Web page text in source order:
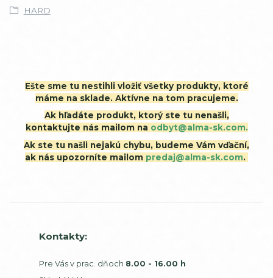
HARD
Ešte sme tu nestihli vložiť všetky produkty, ktoré
máme na sklade. Aktívne na tom pracujeme.
Ak hľadáte produkt, ktorý ste tu nenašli,
kontaktujte nás mailom na odbyt@alma-sk.com.
Ak ste tu našli nejakú chybu, budeme Vám vďační,
ak nás upozorníte mailom predaj@alma-sk.com.
Kontakty:
Pre Vás v prac. dňoch 8.00 - 16.00 h